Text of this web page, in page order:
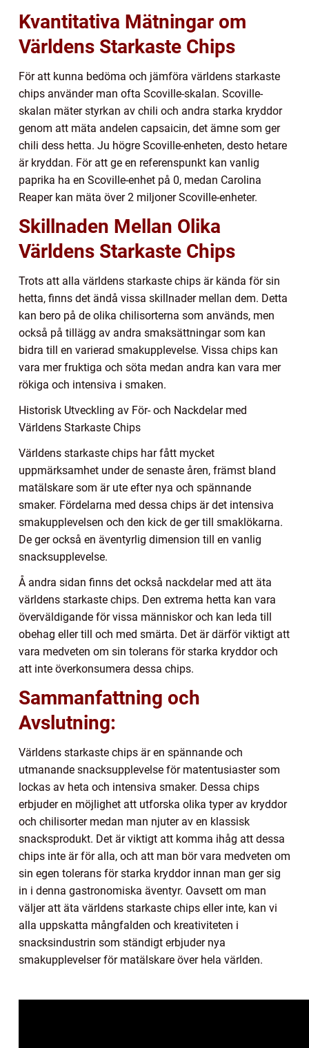
Kvantitativa Mätningar om
Världens Starkaste Chips
För att kunna bedöma och jämföra världens starkaste
chips använder man ofta Scoville-skalan. Scoville-
skalan mäter styrkan av chili och andra starka kryddor
genom att mäta andelen capsaicin, det ämne som ger
chili dess hetta. Ju högre Scoville-enheten, desto hetare
är kryddan. För att ge en referenspunkt kan vanlig
paprika ha en Scoville-enhet på 0, medan Carolina
Reaper kan mäta över 2 miljoner Scoville-enheter.
Skillnaden Mellan Olika
Världens Starkaste Chips
Trots att alla världens starkaste chips är kända för sin
hetta, finns det ändå vissa skillnader mellan dem. Detta
kan bero på de olika chilisorterna som används, men
också på tillägg av andra smaksättningar som kan
bidra till en varierad smakupplevelse. Vissa chips kan
vara mer fruktiga och söta medan andra kan vara mer
rökiga och intensiva i smaken.
Historisk Utveckling av För- och Nackdelar med
Världens Starkaste Chips
Världens starkaste chips har fått mycket
uppmärksamhet under de senaste åren, främst bland
matälskare som är ute efter nya och spännande
smaker. Fördelarna med dessa chips är det intensiva
smakupplevelsen och den kick de ger till smaklökarna.
De ger också en äventyrlig dimension till en vanlig
snacksupplevelse.
Å andra sidan finns det också nackdelar med att äta
världens starkaste chips. Den extrema hetta kan vara
överväldigande för vissa människor och kan leda till
obehag eller till och med smärta. Det är därför viktigt att
vara medveten om sin tolerans för starka kryddor och
att inte överkonsumera dessa chips.
Sammanfattning och
Avslutning:
Världens starkaste chips är en spännande och
utmanande snacksupplevelse för matentusiaster som
lockas av heta och intensiva smaker. Dessa chips
erbjuder en möjlighet att utforska olika typer av kryddor
och chilisorter medan man njuter av en klassisk
snacksprodukt. Det är viktigt att komma ihåg att dessa
chips inte är för alla, och att man bör vara medveten om
sin egen tolerans för starka kryddor innan man ger sig
in i denna gastronomiska äventyr. Oavsett om man
väljer att äta världens starkaste chips eller inte, kan vi
alla uppskatta mångfalden och kreativiteten i
snacksindustrin som ständigt erbjuder nya
smakupplevelser för matälskare över hela världen.